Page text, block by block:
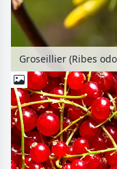
Groseillier (Ribes